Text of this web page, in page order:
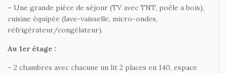
– Une grande pièce de séjour (TV avec TNT, poêle a bois),
cuisine équipée (lave-vaisselle, micro-ondes,
réfrigérateur/congélateur).
Au 1er étage :
– 2 chambres avec chacune un lit 2 places en 140, espace